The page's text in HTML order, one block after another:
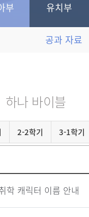
부 유치부
공과 자료
하나 바이블
2-2학기 3-1학기
학 캐릭터 이름 안내